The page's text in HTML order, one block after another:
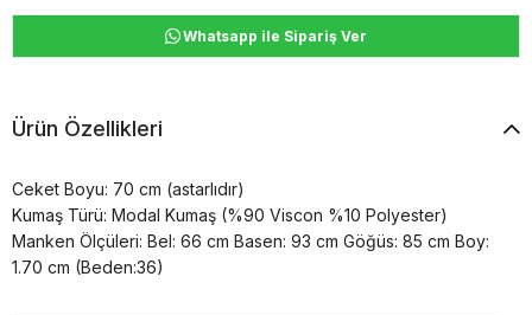
Whatsapp ile Sipariş Ver
Ürün Özellikleri
Ceket Boyu: 70 cm (astarlıdır)
Kumaş Türü: Modal Kumaş (%90 Viscon %10 Polyester)
Manken Ölçüleri: Bel: 66 cm Basen: 93 cm Göğüs: 85 cm Boy:
1.70 cm (Beden:36)